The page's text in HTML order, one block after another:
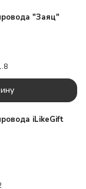
"Заяц"
iLikeGift